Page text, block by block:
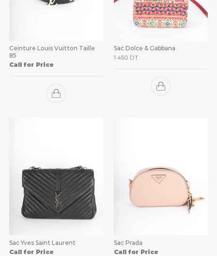
Ceinture Louis Vuitton Taille
85
Call for Price
Sac Dolce & Gabbana
1 450 DT
Sac Yves Saint Laurent
Call for Price
Sac Prada
Call for Price